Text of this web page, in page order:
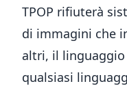
TPOP rifiuterà
di immagini che
altri, il
qualsiasi